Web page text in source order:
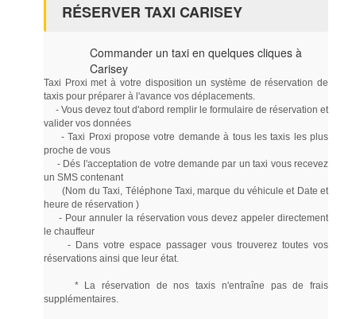
RÉSERVER TAXI CARISEY
Commander un taxi en quelques cliques à
Carisey
Taxi Proxi met à votre disposition un système de réservation de
taxis pour préparer à l'avance vos déplacements.
- Vous devez tout d'abord remplir le formulaire de réservation et
valider vos données
- Taxi Proxi propose votre demande à tous les taxis les plus
proche de vous
- Dés l'acceptation de votre demande par un taxi vous recevez
un SMS contenant
(Nom du Taxi, Téléphone Taxi, marque du véhicule et Date et
heure de réservation )
- Pour annuler la réservation vous devez appeler directement
le chauffeur
- Dans votre espace passager vous trouverez toutes vos
réservations ainsi que leur état.
* La réservation de nos taxis n'entraîne pas de frais
supplémentaires.